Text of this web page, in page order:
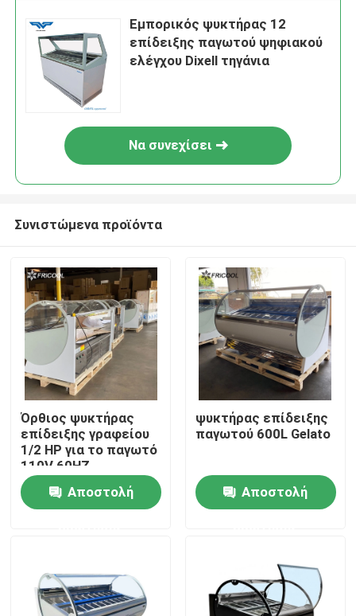
Αρχική Σελίδα
Προϊόντα
Γύρος εργοστασίων
Εμπορικός ψυκτήρας 12
επίδειξης παγωτού ψηφιακού
ελέγχου Dixell τηγάνια
Να συνεχίσει
Συνιστώμενα προϊόντα
Όρθιος ψυκτήρας
επίδειξης γραφείου
1/2 HP για το παγωτό
110V 60HZ
Αποστολή
ψυκτήρας επίδειξης
παγωτού 600L Gelato
Αποστολή